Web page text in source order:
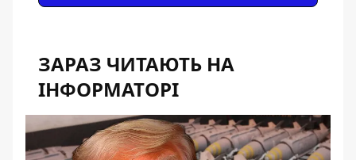
ЗАРАЗ ЧИТАЮТЬ НА
ІНФОРМАТОРІ